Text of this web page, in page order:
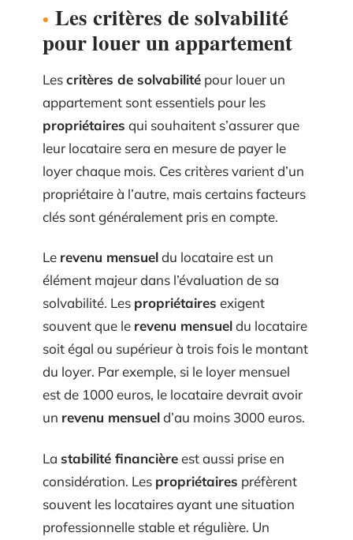
Les critères de solvabilité
pour louer un appartement
Lescritères de solvabilité pour louer un
appartement sont essentiels pour les
propriétaires qui souhaitent s’assurer que
leur locataire sera en mesure de payer le
loyer chaque mois. Ces critères varient d’un
propriétaire à l’autre, mais certains facteurs
clés sont généralement pris en compte.
Le revenu mensueldu locataire est un
élément majeur dans l’évaluation de sa
solvabilité. Les propriétaires exigent
souvent que le revenu mensueldu locataire
soit égal ou supérieur à trois fois le montant
du loyer. Par exemple, si le loyer mensuel
est de 1000 euros, le locataire devrait avoir
un revenu mensueld’au moins 3000 euros.
La stabilité financièreest aussi prise en
considération. Les propriétaires préfèrent
souvent les locataires ayant une situation
professionnelle stable et régulière. Un